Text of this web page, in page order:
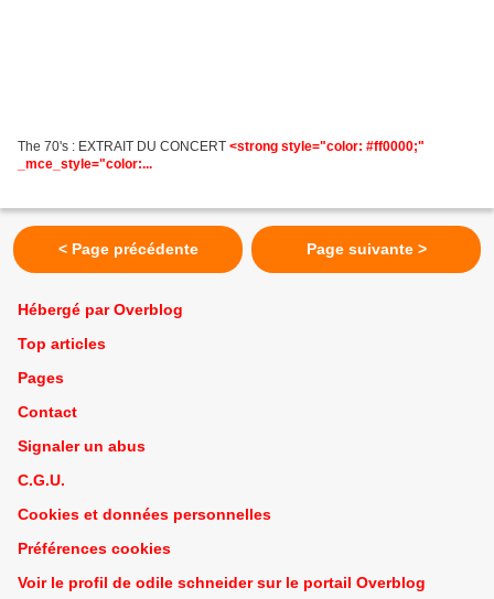
The 70's : EXTRAIT DU CONCERT <strong style="color: #ff0000;"
_mce_style="color:...
< Page précédente Page suivante >
Hébergé par Overblog
Top articles
Pages
Contact
Signaler un abus
C.G.U.
Cookies et données personnelles
Préférences cookies
Voir le profil de odile schneider sur le portail Overblog